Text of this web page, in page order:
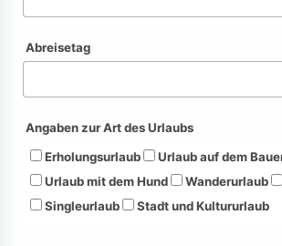
Abreisetag
Angaben zur Art des Urlaubs
Erholungsurlaub
Urlaub auf dem
Urlaub mit dem Hund
Wanderurlaub
Singleurlaub
Stadt und Kultururlaub